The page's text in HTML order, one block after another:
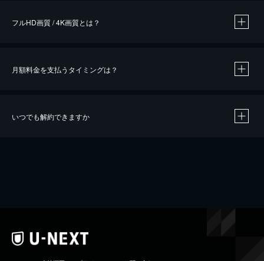
※40％ポイント還元の対象は、クレジットカード決済による作品の購入 / レンタルです。
フルHD画質 / 4K画質とは？
月額料金を支払うタイミングは？
いつでも解約できますか